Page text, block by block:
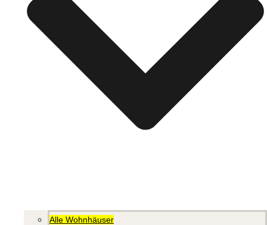
Alle Wohnhäuser